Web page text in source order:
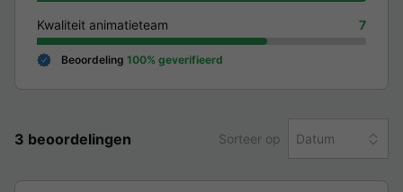
Kwaliteit animatieteam 7
Beoordeling 100% geverifieerd
3 beoordelingen Sorteer op Datum